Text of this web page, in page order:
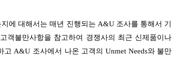
에 대해서는 매년 진행되는 A&U 조사를 통해서 기
객불만사항을 참고하여 경쟁사의 최근 신제품이나
A&U 조사에서 나온 고객의 Unmet Needs와 불만